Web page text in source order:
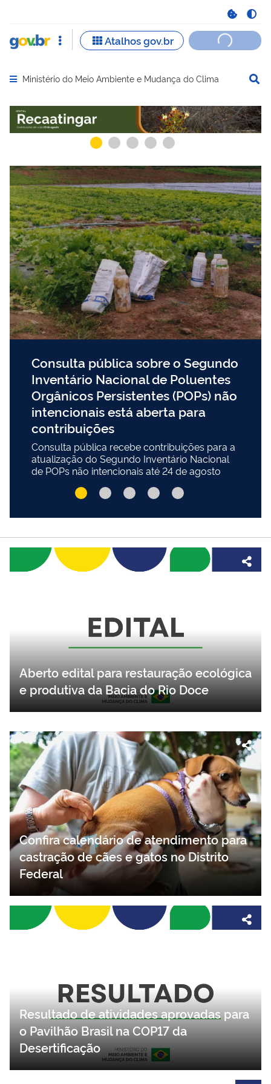
Abrir menu principal de navegação
Ministério do Meio Ambiente e Mudança do Clima
Serviços recomendados para você Serviços
Consulta pública sobre o Segundo
Inventário Nacional de Poluentes
Orgânicos Persistentes (POPs) não
intencionais está aberta para
contribuições
Consulta pública recebe contribuições para a
atualização do Segundo Inventário Nacional
de POPs não intencionais até 24 de agosto
Aberto edital para restauração ecológica
e produtiva da Bacia do Rio Doce
Confira calendário de atendimento para
castração de cães e gatos no Distrito
Federal
Resultado de atividades aprovadas para
o Pavilhão Brasil na COP17 da
Desertificação